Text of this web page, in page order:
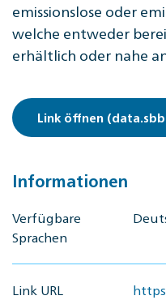
emissionslose oder
welche entweder
erhältlich oder nahe
Link öffnen
Informationen
Verfügbare
Sprachen
Link URL